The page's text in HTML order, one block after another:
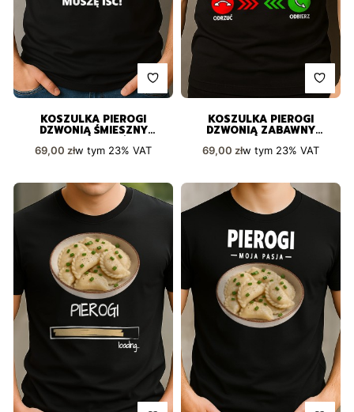
KOSZULKA PIEROGI
DZWONIĄ ŚMIESZNY
PREZENT DLA KAŻDEGO
Cena brutto
69,00 złw tym 23%VAT
KOSZULKA PIEROGI
DZWONIĄ ZABAWNY
NADRUK PREZENT
Cena brutto
69,00 złw tym 23% VAT